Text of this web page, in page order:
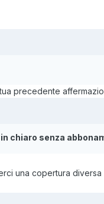
precedente
chiaro senza
una copertura